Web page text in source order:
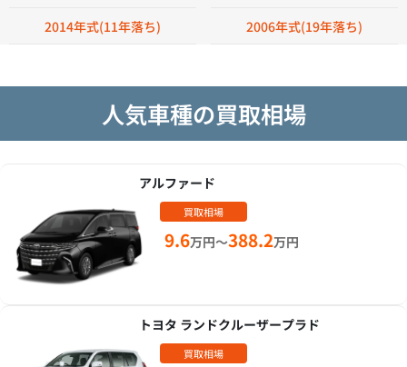
2014年式(11年落ち)
2006年式(19年落ち)
人気車種の買取相場
アルファード
買取相場
9.6万円～388.2万円
トヨタ ランドクルーザープラド
買取相場